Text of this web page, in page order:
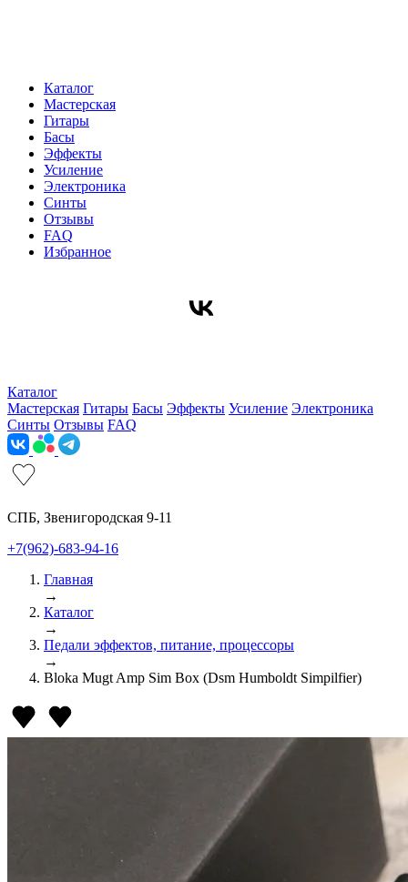
Каталог
Мастерская
Гитары
Басы
Эффекты
Усиление
Электроника
Синты
Отзывы
FAQ
Избранное
Каталог
Мастерская Гитары Басы Эффекты Усиление Электроника
Синты Отзывы FAQ
СПБ, Звенигородская 9-11
+7(962)-683-94-16
Главная
→
Каталог
→
Педали эффектов, питание, процессоры
→
Bloka Mugt Amp Sim Box (Dsm Humboldt Simpilfier)